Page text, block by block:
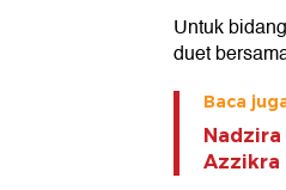
Untuk
duet
Baca
Azzikra